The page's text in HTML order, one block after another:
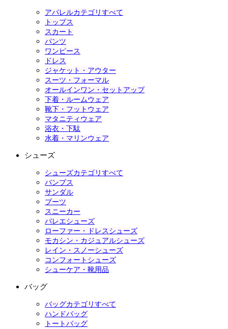
アパレルカテゴリすべて
トップス
スカート
パンツ
ワンピース
ドレス
ジャケット・アウター
スーツ・フォーマル
オールインワン・セットアップ
下着・ルームウェア
靴下・フットウェア
マタニティウェア
浴衣・下駄
水着・マリンウェア
シューズ
シューズカテゴリすべて
パンプス
サンダル
ブーツ
スニーカー
バレエシューズ
ローファー・ドレスシューズ
モカシン・カジュアルシューズ
レイン・スノーシューズ
コンフォートシューズ
シューケア・靴用品
バッグ
バッグカテゴリすべて
ハンドバッグ
トートバッグ